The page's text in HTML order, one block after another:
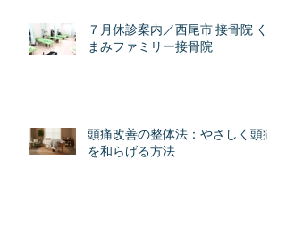
７月休診案内／西尾市 接骨院 く
まみファミリー接骨院
頭痛改善の整体法：やさしく頭痛
を和らげる方法